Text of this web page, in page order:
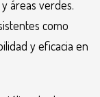
áreas verdes.
como
y eficacia en